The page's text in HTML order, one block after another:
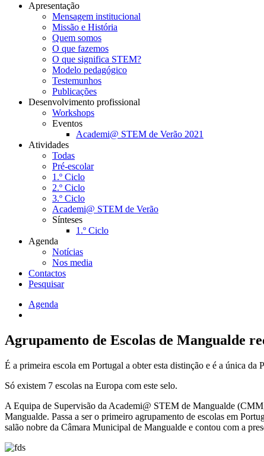
Apresentação
Mensagem institucional
Missão e História
Quem somos
O que fazemos
O que significa STEM?
Modelo pedagógico
Testemunhos
Publicações
Desenvolvimento profissional
Workshops
Eventos
Academi@ STEM de Verão 2021
Atividades
Todas
Pré-escolar
1.º Ciclo
2.º Ciclo
3.º Ciclo
Academi@ STEM de Verão
Sínteses
1.º Ciclo
Agenda
Notícias
Nos media
Contactos
Pesquisar
Navegação
estrutural
Agenda
Agrupamento de Escolas de Mangualde
É a primeira escola em Portugal a obter esta distinção e é a única da
Só existem 7 escolas na Europa com este selo.
A Equipa de Supervisão da Academi@ STEM de Mangualde
Mangualde. Passa a ser o primeiro agrupamento de escolas em
salão nobre da Câmara Municipal de Mangualde e contou com a